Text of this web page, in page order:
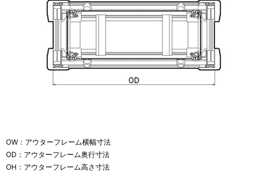
OW：アウターフレーム横幅寸法
OD：アウターフレーム奥行寸法
OH：アウターフレーム高さ寸法